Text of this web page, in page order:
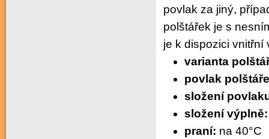
povlak za jiný,
polštářek je s
je k dispozici vnitřní
varianta
povlak
složení
složení
praní: na 40°C